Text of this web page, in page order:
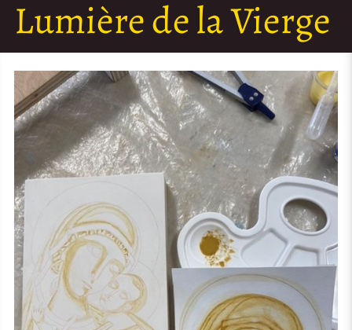
Lumière de la Vierge